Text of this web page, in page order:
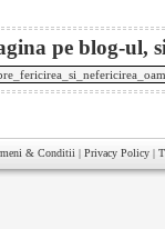
pe blog-ul,
& Conditii | Privacy Policy |